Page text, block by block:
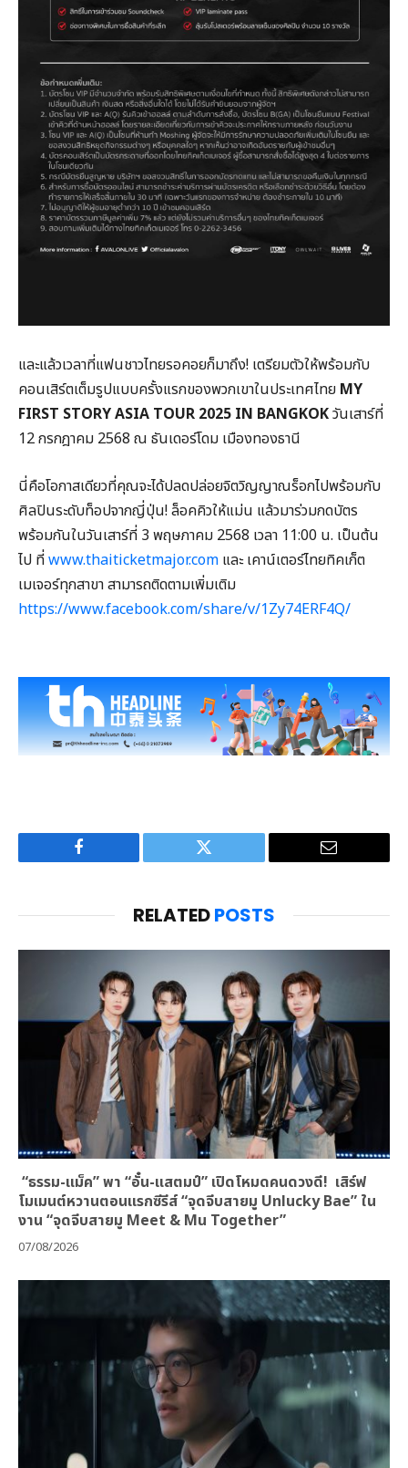
และแล้วเวลาที่แฟนชาวไทยรอคอยก็มาถึง! เตรียมตัวให้พร้อมกับ
คอนเสิร์ตเต็มรูปแบบครั้งแรกของพวกเขาในประเทศไทย MY
FIRST STORY ASIA TOUR 2025 IN BANGKOKวันเสาร์ที่
12 กรกฎาคม 2568 ณ ธันเดอร์โดม เมืองทองธานี
นี่คือโอกาสเดียวที่คุณจะได้ปลดปล่อยจิตวิญญาณร็อกไปพร้อมกับ
ศิลปินระดับท็อปจากญี่ปุ่น! ล็อคคิวให้แม่น แล้วมาร่วมกดบัตร
พร้อมกันในวันเสาร์ที่ 3 พฤษภาคม 2568 เวลา 11:00 น. เป็นต้น
ไป ที่www.thaiticketmajor.com และ เคาน์เตอร์ไทยทิคเก็ต
เมเจอร์ทุกสาขา สามารถติดตามเพิ่มเติม
https://www.facebook.com/share/v/1Zy74ERF4Q/
Facebook Twitter Email
RELATEDPOSTS
“ธรรม-แม็ค” พา “อั๋น-แสตมป์” เปิดโหมดคนดวงดี! เสิร์ฟ
โมเมนต์หวานตอนแรกซีรีส์ “จุดจีบสายมู Unlucky Bae” ใน
งาน “จุดจีบสายมู Meet & Mu Together”
07/08/2026